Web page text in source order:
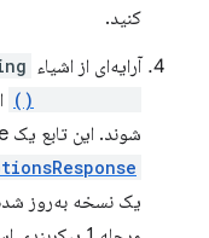
کنید.
آرایه‌ای از اشیاء
شوند. این تابع یک Promise برمی‌گرداند که با
یک نسخه به‌روز شده